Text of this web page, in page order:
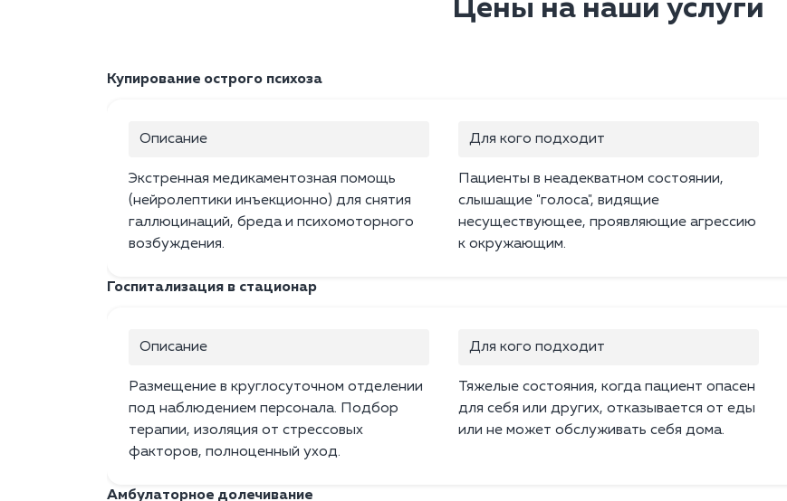
Цены на наши услуги
Купирование острого психоза
Описание
Экстренная медикаментозная помощь
(нейролептики инъекционно) для снятия
галлюцинаций, бреда и психомоторного
возбуждения.
Для кого подходит
Пациенты в неадекватном состоянии,
слышащие "голоса", видящие
несуществующее, проявляющие агрессию
к окружающим.
Госпитализация в стационар
Описание
Размещение в круглосуточном отделении
под наблюдением персонала. Подбор
терапии, изоляция от стрессовых
факторов, полноценный уход.
Для кого подходит
Тяжелые состояния, когда пациент опасен
для себя или других, отказывается от еды
или не может обслуживать себя дома.
Амбулаторное долечивание